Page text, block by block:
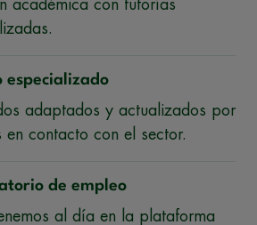
académica con tutorías
especializado
adaptados y actualizados por
en contacto con el sector.
de empleo
al día en la plataforma